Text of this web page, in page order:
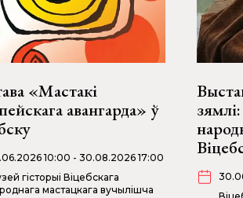
«Мастакі
авангарда» ў
10:00 - 30.08.2026 17:00
гісторыі Віцебскага
мастацкага вучылішча